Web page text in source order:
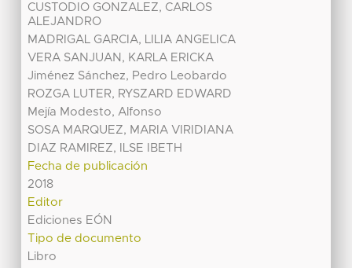
CUSTODIO GONZALEZ, CARLOS
ALEJANDRO
MADRIGAL GARCIA, LILIA ANGELICA
VERA SANJUAN, KARLA ERICKA
Jiménez Sánchez, Pedro Leobardo
ROZGA LUTER, RYSZARD EDWARD
Mejía Modesto, Alfonso
SOSA MARQUEZ, MARIA VIRIDIANA
DIAZ RAMIREZ, ILSE IBETH
Fecha de publicación
2018
Editor
Ediciones EÓN
Tipo de documento
Libro